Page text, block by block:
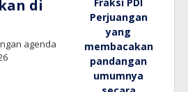
di
agenda